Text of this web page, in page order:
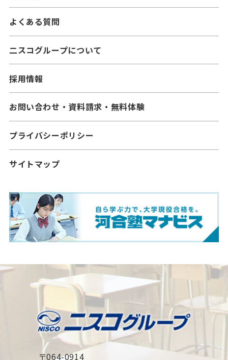
よくある質問
二スコグループについて
採用情報
お問い合わせ・資料請求・無料体験
プライバシーポリシー
サイトマップ
〒064-0914